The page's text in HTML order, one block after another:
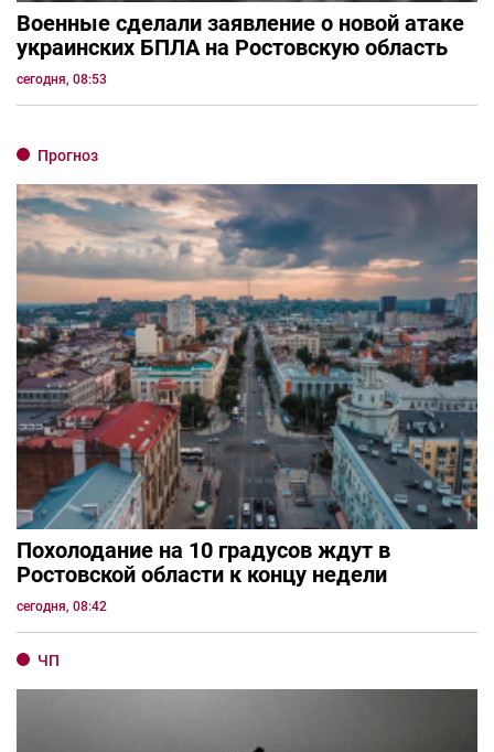
Военные сделали заявление о новой атаке
украинских БПЛА на Ростовскую область
сегодня, 08:53
Прогноз
Похолодание на 10 градусов ждут в
Ростовской области к концу недели
сегодня, 08:42
ЧП